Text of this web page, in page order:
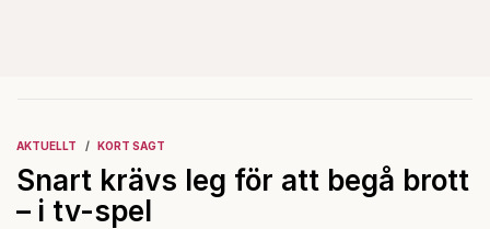
AKTUELLT KORT SAGT
Snart krävs leg för att begå brott
– i tv-spel